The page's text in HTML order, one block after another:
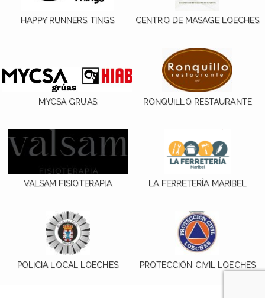
HAPPY RUNNERS TINGS CENTRO DE MASAGE LOECHES
MYCSA GRUAS RONQUILLO RESTAURANTE
VALSAM FISIOTERAPIA LA FERRETERÍA MARIBEL
POLICIA LOCAL LOECHES PROTECCIÓN CIVIL LOECHES